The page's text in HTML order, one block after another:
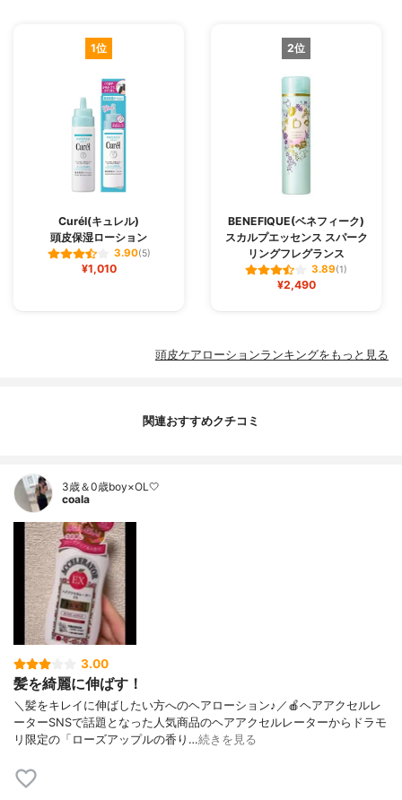
1位
Curél(キュレル)
頭皮保湿ローション
3.90(5)
¥1,010
2位
BENEFIQUE(ベネフィーク)
スカルプエッセンス スパーク
リングフレグランス
3.89(1)
¥2,490
頭皮ケアローションランキングをもっと見る
関連おすすめクチコミ
3歳＆0歳boy×OL🤍
coala
3.00
髪を綺麗に伸ばす！
＼髪をキレイに伸ばしたい方へのヘアローション♪／🍎ヘアアクセルレ
ーターSNSで話題となった人気商品のヘアアクセルレーターからドラモ
リ限定の「ローズアップルの香り…続きを見る